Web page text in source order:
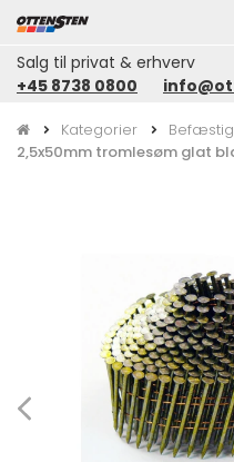
Salg til privat & erhverv
+45 8738 0800
Kategorier
2,5x50mm tromlesøm glat